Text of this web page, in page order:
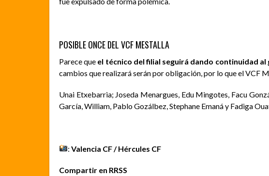
POSIBLE ONCE DEL VCF MESTALLA
Pareceque el técnico del filial seguirá dando continuidad al
cambios que realizará serán por obligación, por lo que el VCF
Unai Etxebarria; Joseda Menargues, Edu Mingotes, Facu
García, William, Pablo Gozálbez, Stephane Emaná y Fadiga
:Valencia CF / Hércules CF
Compartir en RRSS